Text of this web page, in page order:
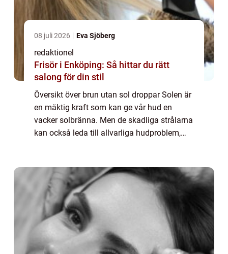
08 juli 2026 Eva Sjöberg
redaktionel
Frisör i Enköping: Så hittar du rätt
salong för din stil
Översikt över brun utan sol droppar Solen är
en mäktig kraft som kan ge vår hud en
vacker solbränna. Men de skadliga strålarna
kan också leda till allvarliga hudproblem,